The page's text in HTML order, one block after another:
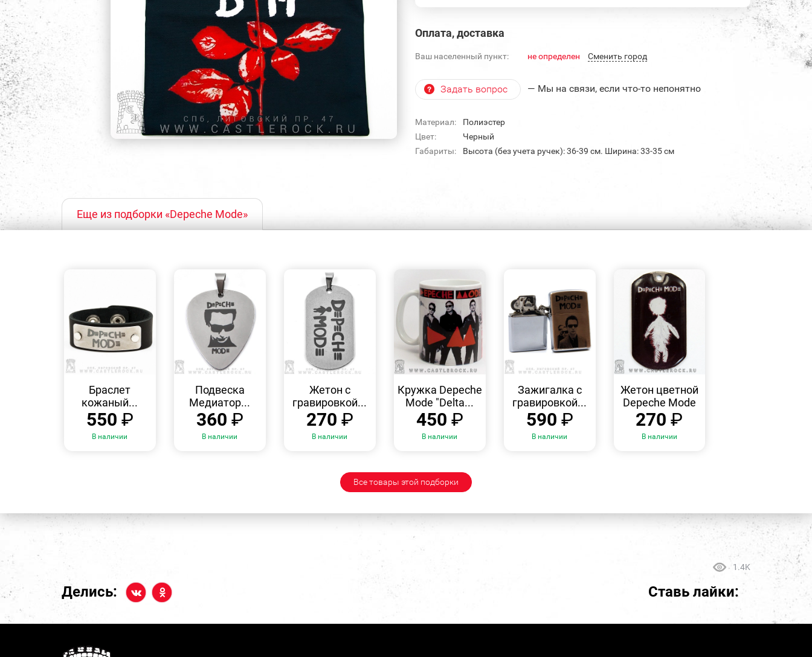
Оплата, доставка
Ваш населенный пункт: не определен Cменить город
Задать вопрос — Мы на связи, если что-то непонятно
Материал:
Полиэстер
Цвет:
Черный
Габариты:
Высота (без учета ручек): 36-39 см. Ширина: 33-35 см
Еще из подборки «Depeche Mode»
Браслет
кожаный...
550 ₽
В наличии
Подвеска
Медиатор...
360 ₽
В наличии
Жетон с
гравировкой...
270 ₽
В наличии
ПРОСМОТР
Кружка Depeche
Mode "Delta...
450 ₽
В наличии
Зажигалка с
гравировкой...
590 ₽
В наличии
Жетон цветной
Depeche Mode
270₽
В наличии
Все товары этой подборки
1.4K
Делись: Ставь лайки: